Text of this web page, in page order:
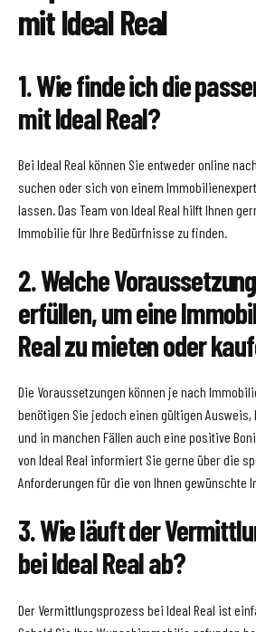
mit Ideal Real
1. Wie finde ich die
mit Ideal Real?
Bei Ideal Real können Sie entweder online
suchen oder sich von einem
lassen. Das Team von Ideal Real hilft Ihnen
Immobilie für Ihre Bedürfnisse zu finden.
2. Welche
erfüllen, um eine
Real zu mieten oder
Die Voraussetzungen können je nach
benötigen Sie jedoch einen gültigen
und in manchen Fällen auch eine positive
von Ideal Real informiert Sie gerne über die
Anforderungen für die von Ihnen gewünschte
3. Wie läuft der
bei Ideal Real ab?
Der Vermittlungsprozess bei Ideal Real ist